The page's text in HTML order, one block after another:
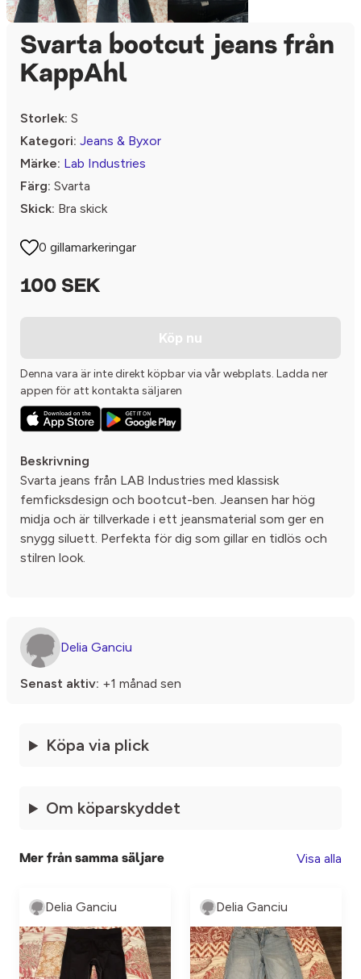
Svarta bootcut jeans från
KappAhl
Storlek: S
Kategori: Jeans & Byxor
Märke: Lab Industries
Färg: Svarta
Skick: Bra skick
0 gillamarkeringar
100 SEK
Köp nu
Denna vara är inte direkt köpbar via vår webplats. Ladda ner
appen för att kontakta säljaren
Beskrivning
Svarta jeans från LAB Industries med klassisk
femficksdesign och bootcut-ben. Jeansen har hög
midja och är tillverkade i ett jeansmaterial som ger en
snygg siluett. Perfekta för dig som gillar en tidlös och
stilren look.
Delia Ganciu
Senast aktiv: +1 månad sen
Köpa via plick
Om köparskyddet
Mer från samma säljare Visa alla
Delia Ganciu Delia Ganciu